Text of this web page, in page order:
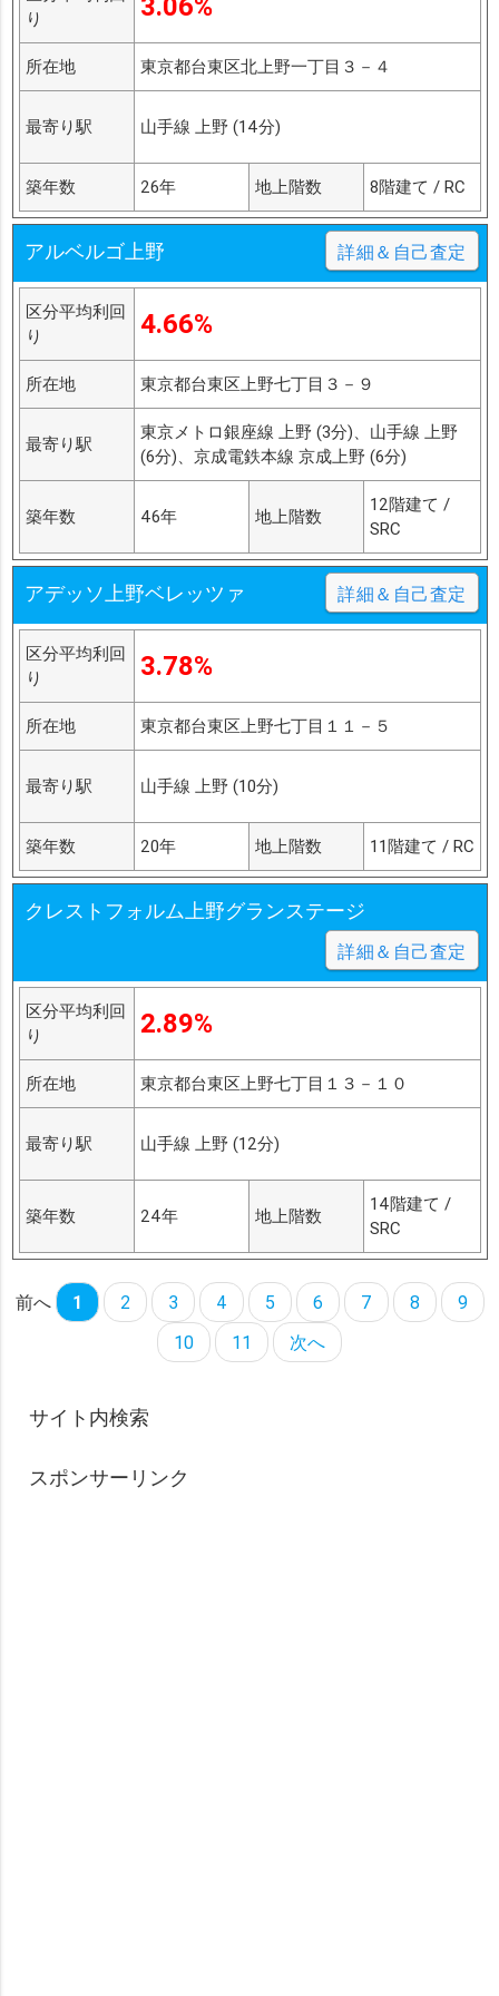
り
3.06%
所在地 東京都台東区北上野一丁目３－４
最寄り駅 山手線 上野 (14分)
築年数 26年 地上階数 8階建て / RC
アルベルゴ上野 詳細＆自己査定
区分平均利回
り
4.66%
所在地 東京都台東区上野七丁目３－９
最寄り駅
東京メトロ銀座線 上野 (3分)、山手線 上野
(6分)、京成電鉄本線 京成上野 (6分)
築年数 46年 地上階数
12階建て /
SRC
アデッソ上野ベレッツァ 詳細＆自己査定
区分平均利回
り
3.78%
所在地 東京都台東区上野七丁目１１－５
最寄り駅 山手線 上野 (10分)
築年数 20年 地上階数 11階建て / RC
クレストフォルム上野グランステージ
詳細＆自己査定
区分平均利回
り
2.89%
所在地 東京都台東区上野七丁目１３－１０
最寄り駅 山手線 上野 (12分)
築年数 24年 地上階数
14階建て /
SRC
前へ 1 2 3 4 5 6 7 8
9
10
11 次へ
サイト内検索
スポンサーリンク